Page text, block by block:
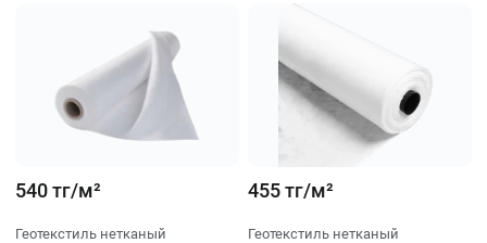
540 тг/м²
Геотекстиль нетканый
455 тг/м²
Геотекстиль нетканый